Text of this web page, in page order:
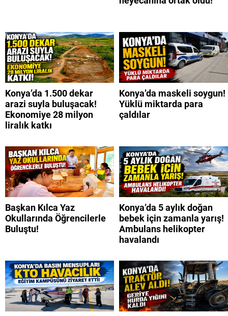
Konya’da 1.500 dekar
arazi suyla buluşacak!
Ekonomiye 28 milyon
liralık katkı
Konya’da maskeli soygun!
Yüklü miktarda para
çaldılar
Başkan Kılca Yaz
Okullarında Öğrencilerle
Buluştu!
Konya’da 5 aylık doğan
bebek için zamanla yarış!
Ambulans helikopter
havalandı